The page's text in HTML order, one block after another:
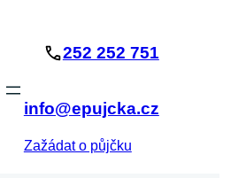
252 252 751
info@epujcka.cz
Zažádat o půjčku